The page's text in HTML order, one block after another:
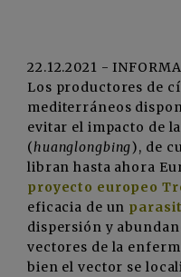
22.12.2021 -
Los productores de
mediterráneos
evitar el impacto de la
(huanglongbing), de
libran hasta ahora
proyecto europeo
eficacia de un
dispersión y
vectores de la
bien el vector se